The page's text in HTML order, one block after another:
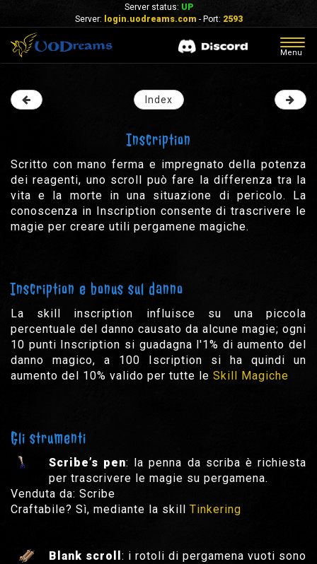
Server status: UP
Server:
login.uodreams.com - Port: 2593
Menu
Index
Inscription
Scritto con mano ferma e impregnato della potenza
dei reagenti, uno scroll può fare la differenza tra la
vita e la morte in una situazione di pericolo. La
conoscenza in Inscription consente di trascrivere le
magie per creare utili pergamene magiche.
Inscription e bonus sul danno
La skill inscription influisce su una piccola
percentuale del danno causato da alcune magie; ogni
10 punti Inscription si guadagna l'1% di aumento del
danno magico, a 100 Iscription si ha quindi un
aumento del 10% valido per tutte le Skill Magiche
Gli strumenti
Scribe’s pen: la penna da scriba è richiesta
per trascrivere le magie su pergamena.
Venduta da: Scribe
Craftabile? Sì, mediante la skill Tinkering
Blank scroll : i rotoli di pergamena vuoti sono